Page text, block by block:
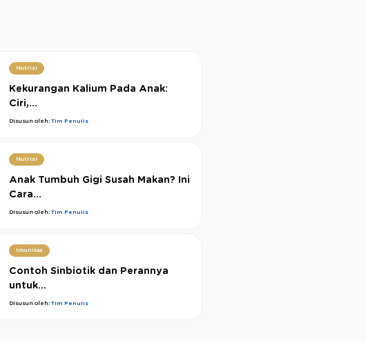
Nutrisi
Kekurangan Kalium Pada Anak:
Ciri,...
Disusun oleh:Tim Penulis
Nutrisi
Anak Tumbuh Gigi Susah Makan? Ini
Cara...
Disusun oleh:Tim Penulis
Imunitas
Contoh Sinbiotik dan Perannya
untuk...
Disusun oleh:Tim Penulis